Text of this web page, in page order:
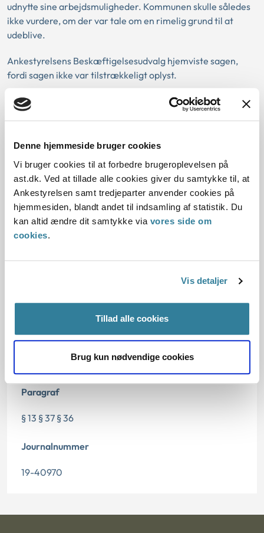
Denne hjemmeside bruger cookies
Vi bruger cookies til at forbedre brugeroplevelsen på
ast.dk. Ved at tillade alle cookies giver du samtykke til, at
Ankestyrelsen samt tredjeparter anvender cookies på
hjemmesiden, blandt andet til indsamling af statistik. Du
kan altid ændre dit samtykke via vores side om
cookies.
Vis detaljer
Tillad alle cookies
Brug kun nødvendige cookies
udnytte sine arbejdsmuligheder. Kommunen skulle således
ikke vurdere, om der var tale om en rimelig grund til at
udeblive.
Ankestyrelsens Beskæftigelsesudvalg hjemviste sagen,
fordi sagen ikke var tilstrækkeligt oplyst.
Baggrund for at behandle sagen principielt:
Den konkrete afgørelse
Begrundelse for afgørelsen
Offentliggørelsesdato
Paragraf
§ 13 § 37 § 36
Journalnummer
19-40970